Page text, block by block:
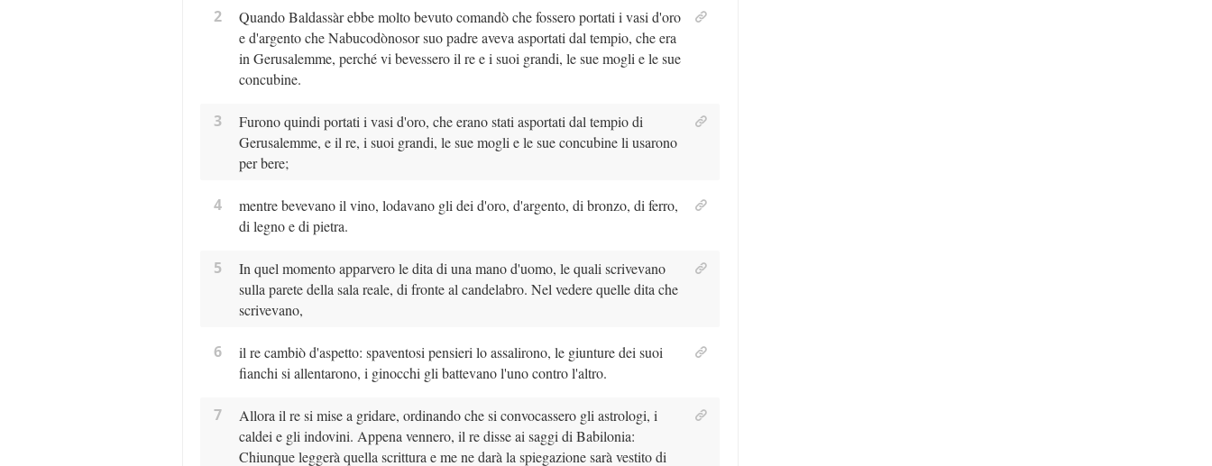
2
Quando Baldassàr ebbe molto bevuto comandò che fossero portati i vasi d'oro
e d'argento che Nabucodònosor suo padre aveva asportati dal tempio, che era
in Gerusalemme, perché vi bevessero il re e i suoi grandi, le sue mogli e le sue
concubine.
3
Furono quindi portati i vasi d'oro, che erano stati asportati dal tempio di
Gerusalemme, e il re, i suoi grandi, le sue mogli e le sue concubine li usarono
per bere;
4
mentre bevevano il vino, lodavano gli dei d'oro, d'argento, di bronzo, di ferro,
di legno e di pietra.
5
In quel momento apparvero le dita di una mano d'uomo, le quali scrivevano
sulla parete della sala reale, di fronte al candelabro. Nel vedere quelle dita che
scrivevano,
6
il re cambiò d'aspetto: spaventosi pensieri lo assalirono, le giunture dei suoi
fianchi si allentarono, i ginocchi gli battevano l'uno contro l'altro.
7
Allora il re si mise a gridare, ordinando che si convocassero gli astrologi, i
caldei e gli indovini. Appena vennero, il re disse ai saggi di Babilonia:
Chiunque leggerà quella scrittura e me ne darà la spiegazione sarà vestito di